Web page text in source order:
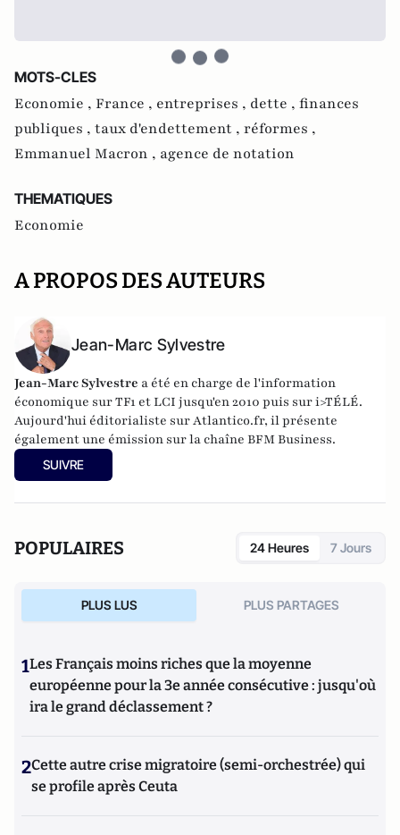
MOTS-CLES
Economie , France , entreprises , dette , finances
publiques , taux d'endettement , réformes ,
Emmanuel Macron , agence de notation
THEMATIQUES
Economie
A PROPOS DES AUTEURS
Jean-Marc Sylvestre
Jean-Marc Sylvestre a été en charge de l'information
économique sur TF1 et LCI jusqu'en 2010 puis sur i>TÉLÉ.
Aujourd'hui éditorialiste sur Atlantico.fr, il présente
également une émission sur la chaîne BFM Business.
SUIVRE
POPULAIRES 24 Heures 7 Jours
PLUS LUS PLUS PARTAGES
1Les Français moins riches que la moyenne
européenne pour la 3e année consécutive : jusqu'où
ira le grand déclassement ?
2Cette autre crise migratoire (semi-orchestrée) qui
se profile après Ceuta